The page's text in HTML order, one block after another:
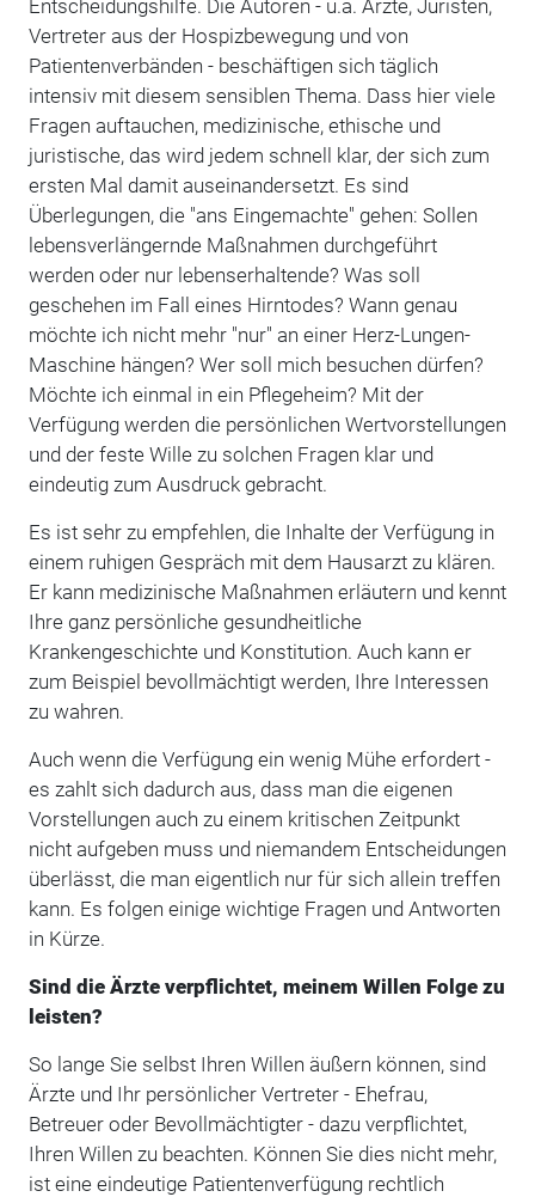
Entscheidungshilfe. Die Autoren - u.a. Ärzte, Juristen,
Vertreter aus der Hospizbewegung und von
Patientenverbänden - beschäftigen sich täglich
intensiv mit diesem sensiblen Thema. Dass hier viele
Fragen auftauchen, medizinische, ethische und
juristische, das wird jedem schnell klar, der sich zum
ersten Mal damit auseinandersetzt. Es sind
Überlegungen, die "ans Eingemachte" gehen: Sollen
lebensverlängernde Maßnahmen durchgeführt
werden oder nur lebenserhaltende? Was soll
geschehen im Fall eines Hirntodes? Wann genau
möchte ich nicht mehr "nur" an einer Herz-Lungen-
Maschine hängen? Wer soll mich besuchen dürfen?
Möchte ich einmal in ein Pflegeheim? Mit der
Verfügung werden die persönlichen Wertvorstellungen
und der feste Wille zu solchen Fragen klar und
eindeutig zum Ausdruck gebracht.
Es ist sehr zu empfehlen, die Inhalte der Verfügung in
einem ruhigen Gespräch mit dem Hausarzt zu klären.
Er kann medizinische Maßnahmen erläutern und kennt
Ihre ganz persönliche gesundheitliche
Krankengeschichte und Konstitution. Auch kann er
zum Beispiel bevollmächtigt werden, Ihre Interessen
zu wahren.
Auch wenn die Verfügung ein wenig Mühe erfordert -
es zahlt sich dadurch aus, dass man die eigenen
Vorstellungen auch zu einem kritischen Zeitpunkt
nicht aufgeben muss und niemandem Entscheidungen
überlässt, die man eigentlich nur für sich allein treffen
kann. Es folgen einige wichtige Fragen und Antworten
in Kürze.
Sind die Ärzte verpflichtet, meinem Willen Folge zu
leisten?
So lange Sie selbst Ihren Willen äußern können, sind
Ärzte und Ihr persönlicher Vertreter - Ehefrau,
Betreuer oder Bevollmächtigter - dazu verpflichtet,
Ihren Willen zu beachten. Können Sie dies nicht mehr,
ist eine eindeutige Patientenverfügung rechtlich